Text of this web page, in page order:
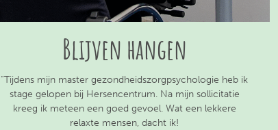
Blijven hangen
“Tijdens mijn master gezondheidszorgpsychologie heb ik
stage gelopen bij Hersencentrum. Na mijn sollicitatie
kreeg ik meteen een goed gevoel. Wat een lekkere
relaxte mensen, dacht ik!